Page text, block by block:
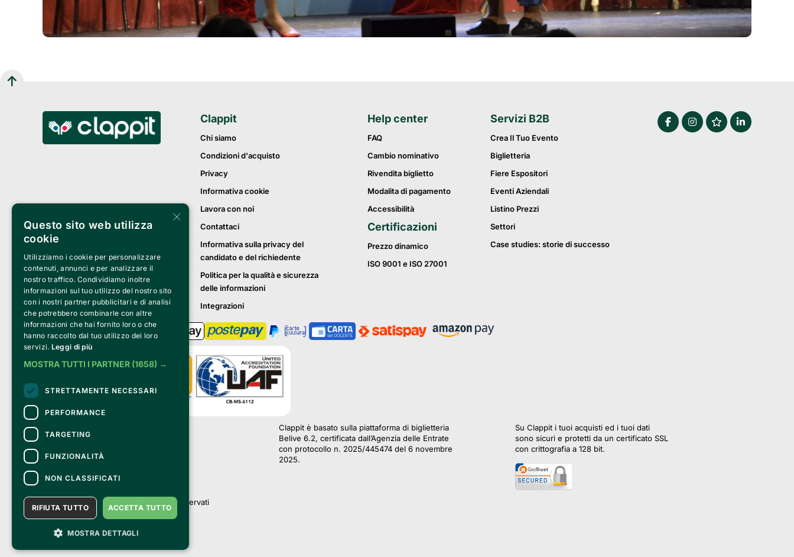
Clappit
Chi siamo
Condizioni d'acquisto
Privacy
Informativa cookie
Lavora con noi
Contattaci
Informativa sulla privacy del
candidato e del richiedente
Politica per la qualità e sicurezza
delle informazioni
Integrazioni
Help center
FAQ
Cambio nominativo
Rivendita biglietto
Modalita di pagamento
Accessibilità
Certificazioni
Prezzo dinamico
ISO 9001 e ISO 27001
Servizi B2B
Crea Il Tuo Evento
Biglietteria
Fiere Espositori
Eventi Aziendali
Listino Prezzi
Settori
Case studies: storie di successo
Bemils Srl
Via Fosse Ardeatine, 4 -20092 Cinisello
PI 05589050961
© 2010-2025 Bemils Srl - Tutti i diritti riservati
Clappit è basato sulla piattaforma di biglietteria
Belive 6.2, certificata dall’Agenzia delle Entrate
con protocollo n. 2025/445474 del 6 novembre
2025.
Su Clappit i tuoi acquisti ed i tuoi dati
sono sicuri e protetti da un certificato SSL
con crittografia a 128 bit.
×
Questo sito web utilizza
cookie
Utilizziamo i cookie per personalizzare
contenuti, annunci e per analizzare il
nostro traffico. Condividiamo inoltre
informazioni sul tuo utilizzo del nostro sito
con i nostri partner pubblicitari e di analisi
che potrebbero combinarle con altre
informazioni che hai fornito loro o che
hanno raccolto dal tuo utilizzo dei loro
servizi. Leggi di più
MOSTRA TUTTI I PARTNER (1658) →
STRETTAMENTE NECESSARI
PERFORMANCE
TARGETING
FUNZIONALITÀ
NON CLASSIFICATI
ACCETTA TUTTO
RIFIUTA TUTTO
MOSTRA DETTAGLI